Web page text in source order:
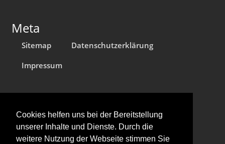
Cookies helfen uns bei der Bereitstellung
unserer Inhalte und Dienste. Durch die
weitere Nutzung der Webseite stimmen Sie
Meta
Sitemap
Datenschutzerklärung
Impressum